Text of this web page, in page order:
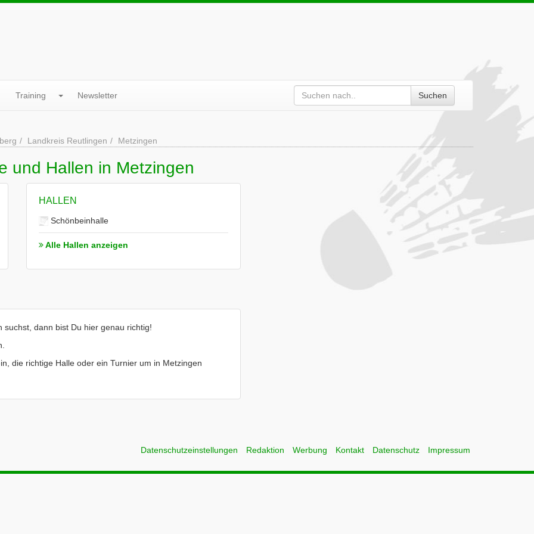
Training Newsletter Suchen
Landkreis Reutlingen Metzingen
und Hallen in Metzingen
HALLEN
Schönbeinhalle
Alle Hallen anzeigen
dann bist Du hier genau richtig!
die richtige Halle oder ein Turnier um in Metzingen
Datenschutzeinstellungen Redaktion Werbung Kontakt Datenschutz Impressum